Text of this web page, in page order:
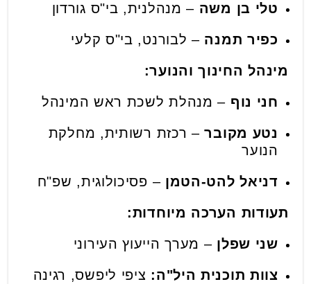
טלי בן משה – מנהלנית, בי"ס גורדון
כפיר תמנה – לבורנט, בי"ס קלעי
מינהל החינוך והנוער:
חני נוף – מנהלת לשכת ראש המינהל
נטע מקובר– רכזת רשותית, מחלקת
הנוער
דניאל להט-הטמן – פסיכולוגית, שפ"ח
תעודות הערכה מיוחדות:
שני שפלן – מערך הייעוץ העירוני
צוות תוכנית היל"ה: ציפי ליפשס, רגינה